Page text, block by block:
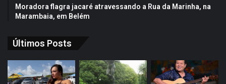
Moradora flagra jacaré atravessando a Rua da Marinha, na
Marambaia, em Belém
Últimos Posts